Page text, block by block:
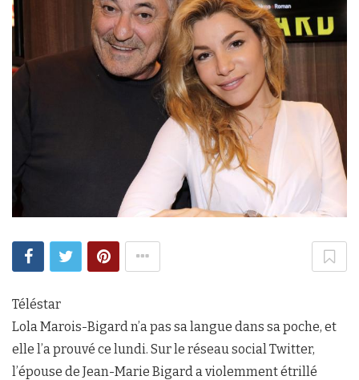
Téléstar
Lola Marois-Bigard n’a pas sa langue dans sa poche, et
elle l’a prouvé ce lundi. Sur le réseau social Twitter,
l’épouse de Jean-Marie Bigard a violemment étrillé